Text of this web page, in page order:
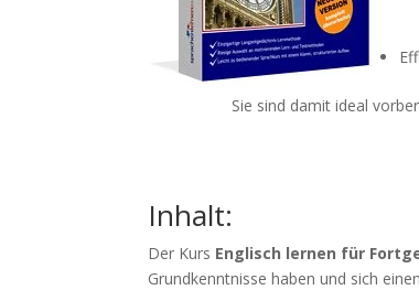
Sie sind damit ideal
Inhalt:
Der Kurs Englisch lernen für
Grundkenntnisse haben und sich